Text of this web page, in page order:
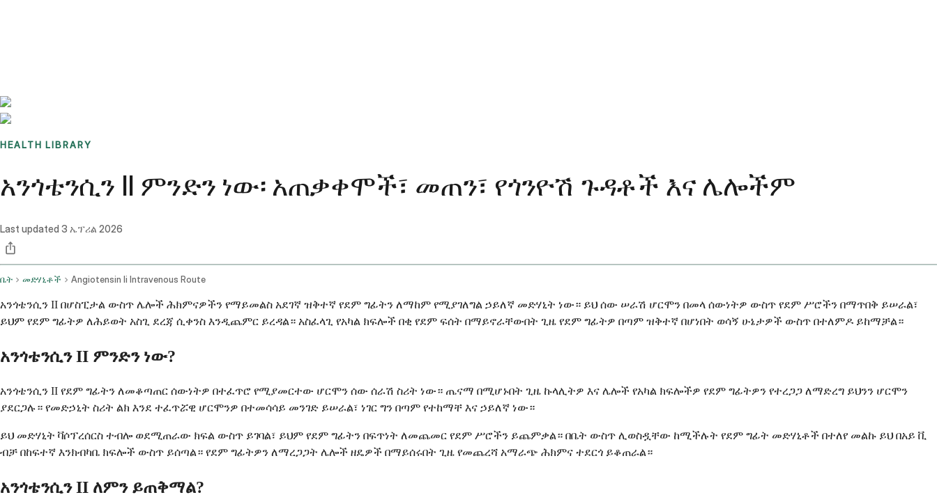
HEALTH LIBRARY
አንጎቴንሲን II ምንድን ነው፡ አጠቃቀሞች፣ መጠን፣ የጎንዮሽ ጉዳቶች እና ሌሎችም
Last updated 3 ኤፕሪል 2026
ቤት መድሃኒቶች Angiotensin Ii Intravenous Route
አንጎቴንሲን II በሆስፒታል ውስጥ ሌሎች ሕክምናዎችን የማይመልስ አደገኛ ዝቅተኛ የደም ግፊትን ለማከም የሚያገለግል ኃይለኛ መድሃኒት ነው። ይህ ሰው ሠራሽ ሆርሞን በመላ ሰውነትዎ ውስጥ የደም ሥሮችን በማጥበቅ ይሠራል፣
ይህም የደም ግፊትዎ ለሕይወት አስጊ ደረጃ ሲቀንስ እንዲጨምር ይረዳል። አስፈላጊ የአካል ክፍሎች በቂ የደም ፍሰት በማይኖራቸውበት ጊዜ የደም ግፊትዎ በጣም ዝቅተኛ በሆነበት ወሳኝ ሁኔታዎች ውስጥ በተለምዶ ይከማቻል።
አንጎቴንሲን II ምንድን ነው?
አንጎቴንሲን II የደም ግፊትን ለመቆጣጠር ሰውነትዎ በተፈጥሮ የሚያመርተው ሆርሞን ሰው ሰራሽ ስሪት ነው። ጤናማ በሚሆኑበት ጊዜ ኩላሊትዎ እና ሌሎች የአካል ክፍሎችዎ የደም ግፊትዎን የተረጋጋ ለማድረግ ይህንን ሆርሞን
ያደርጋሉ። የመድኃኒት ስሪት ልክ እንደ ተፈጥሯዊ ሆርሞንዎ በተመሳሳይ መንገድ ይሠራል፣ ነገር ግን በጣም የተከማቸ እና ኃይለኛ ነው።
ይህ መድሃኒት ቫሶፕረሰርስ ተብሎ ወደሚጠራው ክፍል ውስጥ ይገባል፣ ይህም የደም ግፊትን በፍጥነት ለመጨመር የደም ሥሮችን ይጨምቃል። በቤት ውስጥ ሊወስዷቸው ከሚችሉት የደም ግፊት መድሃኒቶች በተለየ መልኩ ይህ በአይ ቪ
ብቻ በከፍተኛ እንክብካቤ ክፍሎች ውስጥ ይሰጣል። የደም ግፊትዎን ለማረጋጋት ሌሎች ዘዴዎች በማይሰሩበት ጊዜ የመጨረሻ አማራጭ ሕክምና ተደርጎ ይቆጠራል።
አንጎቴንሲን II ለምን ይጠቅማል?